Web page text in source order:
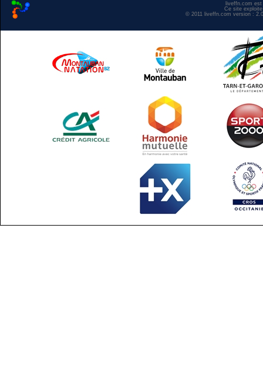
liveffn.com
Ce site
© 2011 liveffn.com version :